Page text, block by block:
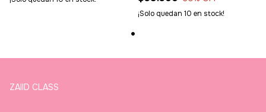
¡Solo quedan 10 en stock!
ZAIID CLASS